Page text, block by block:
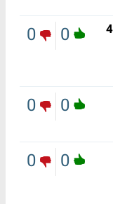
400
0
0
0
0
0
0